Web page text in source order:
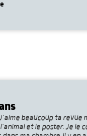
beaucoup ta revue
et le poster. Je le